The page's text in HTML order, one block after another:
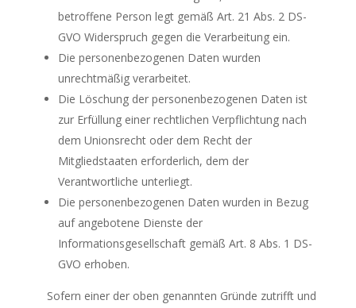
betroffene Person legt gemäß Art. 21 Abs. 2 DS-
GVO Widerspruch gegen die Verarbeitung ein.
Die personenbezogenen Daten wurden
unrechtmäßig verarbeitet.
Die Löschung der personenbezogenen Daten ist
zur Erfüllung einer rechtlichen Verpflichtung nach
dem Unionsrecht oder dem Recht der
Mitgliedstaaten erforderlich, dem der
Verantwortliche unterliegt.
Die personenbezogenen Daten wurden in Bezug
auf angebotene Dienste der
Informationsgesellschaft gemäß Art. 8 Abs. 1 DS-
GVO erhoben.
Sofern einer der oben genannten Gründe zutrifft und